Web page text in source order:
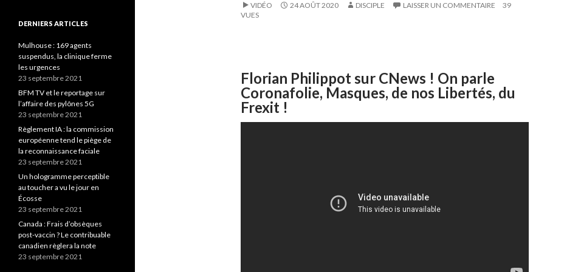
VIDÉO 24 AOÛT 2020 DISCIPLE LAISSER UN COMMENTAIRE
39
VUES
Florian Philippot sur CNews ! On parle
Coronafolie, Masques, de nos Libertés, du
Frexit !
DERNIERS ARTICLES
Mulhouse : 169 agents
suspendus, la clinique ferme
les urgences
23 septembre 2021
BFM TV et le reportage sur
l’affaire des pylônes 5G
23 septembre 2021
Règlement IA : la commission
européenne tend le piège de
la reconnaissance faciale
23 septembre 2021
Un hologramme perceptible
au toucher a vu le jour en
Écosse
23 septembre 2021
Canada : Frais d’obsèques
post-vaccin ? Le contribuable
canadien règlera la note
23 septembre 2021